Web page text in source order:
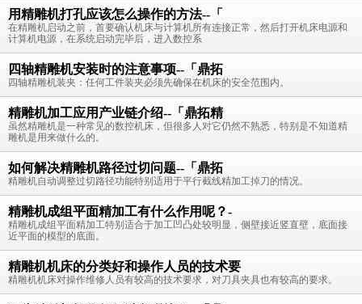
用精雕机打孔应该怎么操作的方法--「
在精雕机启动之前，首要确认机床与计算机所有连接正常，然后打开机床电源和
计算机电源，在系统启动完毕后，进入数控系
四轴精雕机安装时的注意事项--「鼎拓
四轴精雕机装夹：任何工件装夹必须先确保在机床的安全范围内。
精雕机加工应用产业链介绍--「鼎拓精
虽然精雕机是一种常见的数控机床，但很多人对它仍然不熟悉，特别是不知道精
雕机是用来做什么的。
如何解决精雕机路径过切问题--「鼎拓
精雕机自动调整过切路径功能特别适用于平行截线精加工掉刀的情况。
精雕机成组平面精加工有什么作用呢？-
精雕机成组平面精加工特别适合于加工凹凸处较明显，侧壁接近竖直壁，底面接
近平面的模型的底面。
精雕机机床的分类好和操作人员的技术要
精雕机机床对操作维修人员有较高的技术要求，对刀具夹具也有较高的要求。